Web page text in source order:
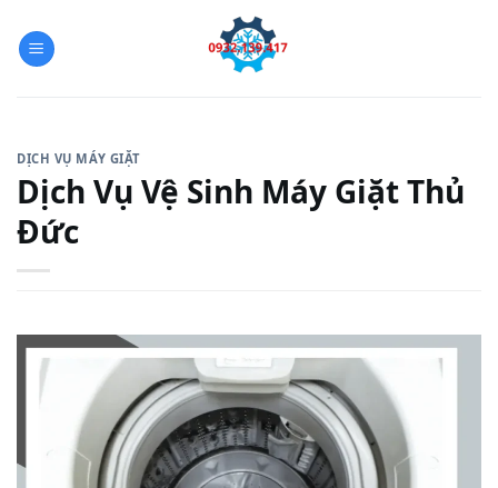
DỊCH VỤ MÁY GIẶT
Dịch Vụ Vệ Sinh Máy Giặt Thủ
Đức